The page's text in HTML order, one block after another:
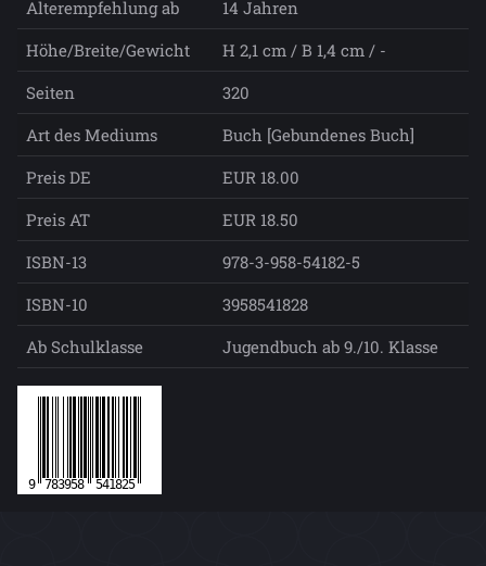
Alterempfehlung ab
14 Jahren
Höhe/Breite/Gewicht
H 2,1 cm / B 1,4 cm / -
Seiten
320
Art des Mediums
Buch [Gebundenes Buch]
Preis DE
EUR 18.00
Preis AT
EUR 18.50
ISBN-13
978-3-958-54182-5
ISBN-10
3958541828
Ab Schulklasse
Jugendbuch ab 9./10. Klasse